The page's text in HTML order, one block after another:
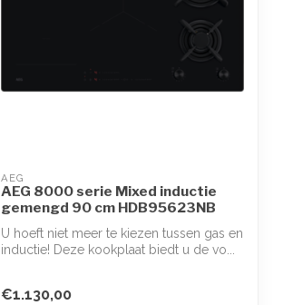
AEG
AEG 8000 serie Mixed inductie
gemengd 90 cm HDB95623NB
U hoeft niet meer te kiezen tussen gas en
inductie! Deze kookplaat biedt u de vo...
€1.130,00